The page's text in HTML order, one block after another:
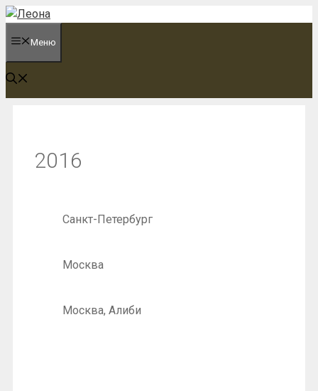
Перейти
содержимому
Меню
2016
Санкт-Петербург
Москва
Москва, Алиби